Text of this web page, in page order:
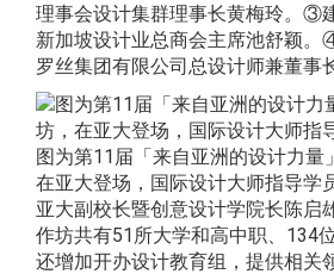
理事会设计集群理事长黄梅玲。③
新加坡设计业总商会主席池舒颖
罗丝集团有限公司总设计师兼董事
图为第11届「来自亚洲的设计力量
在亚大登场，国际设计大师指导学
亚大副校长暨创意设计学院长陈启
作坊共有51所大学和高中职、134
还增加开办设计教育组，提供相关